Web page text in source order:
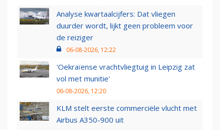
Analyse kwartaalcijfers: Dat vliegen
duurder wordt, lijkt geen probleem voor
de reiziger
06-08-2026, 12:22
'Oekraïense vrachtvliegtuig in Leipzig zat
vol met munitie'
06-08-2026, 12:20
KLM stelt eerste commerciële vlucht met
Airbus A350-900 uit